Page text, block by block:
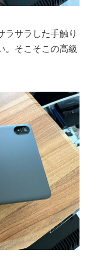
サラした手触り
。そこそこの高級